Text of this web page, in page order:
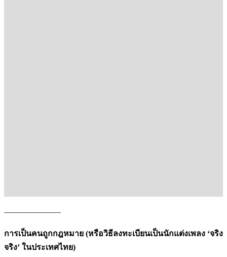
———————
การเป็นคนถูกกฎหมาย (หรือวิธีลงทะเบียนเป็นนักแต่งเพลง ‘จริง
จริง’ ในประเทศไทย)